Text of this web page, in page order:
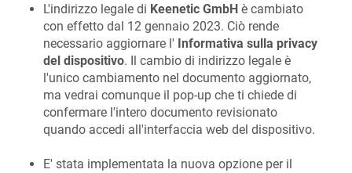
L'indirizzo legale di Keenetic GmbH è cambiato
con effetto dal 12 gennaio 2023. Ciò rende
necessario aggiornare l' Informativa sulla privacy
del dispositivo. Il cambio di indirizzo legale è
l'unico cambiamento nel documento aggiornato,
ma vedrai comunque il pop-up che ti chiede di
confermare l'intero documento revisionato
quando accedi all'interfaccia web del dispositivo.
E' stata implementata la nuova opzione per il